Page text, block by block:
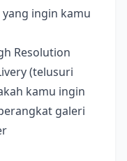
ingin kamu
Resolution
(telusuri
kamu ingin
galeri